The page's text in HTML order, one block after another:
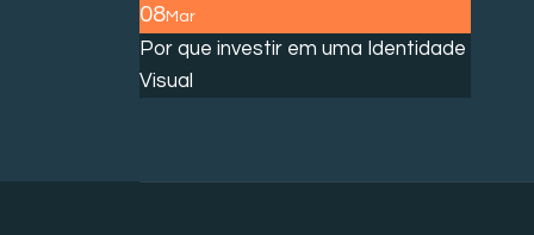
08Mar
Por que investir em uma Identidade
Visual